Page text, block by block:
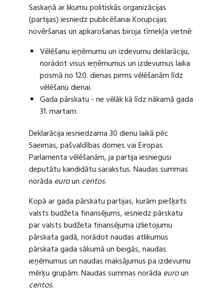
Saskaņā ar likumu politiskās organizācijas
(partijas) iesniedz publicēšanai Korupcijas
novēršanas un apkarošanas biroja tīmekļa vietnē:
Vēlēšanu ieņēmumu un izdevumu deklarāciju,
norādot visus ieņēmumus un izdevumus laika
posmā no 120. dienas pirms vēlēšanām līdz
vēlēšanu dienai.
Gada pārskatu - ne vēlāk kā līdz nākamā gada
31. martam.
Deklarācija iesniedzama 30 dienu laikā pēc
Saeimas, pašvaldības domes vai Eiropas
Parlamenta vēlēšanām, ja partija iesniegusi
deputātu kandidātu sarakstus. Naudas summas
norāda euroun centos.
Kopā ar gada pārskatu partijas, kurām piešķirts
valsts budžeta finansējums, iesniedz pārskatu
par valsts budžeta finansējuma izlietojumu
pārskata gadā, norādot naudas atlikumus
pārskata gada sākumā un beigās, naudas
ieņēmumus un naudas maksājumus pa izdevumu
mērķu grupām. Naudas summas norāda euroun
centos.